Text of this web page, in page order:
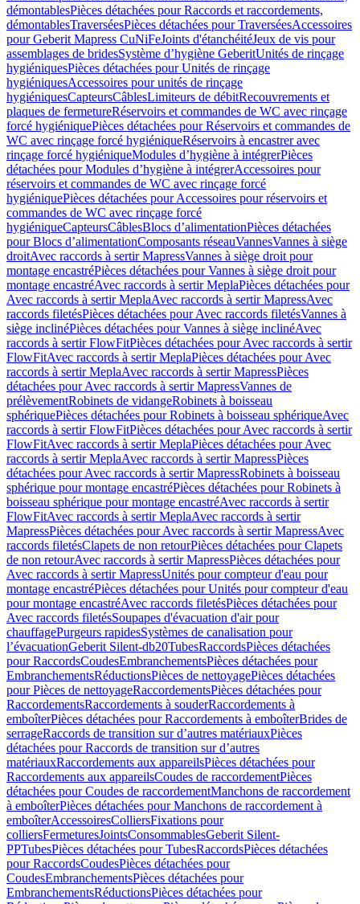
démontablesPièces détachées pour Raccords et raccordements,
démontablesTraverséesPièces détachées pour TraverséesAccessoires
pour Geberit Mapress CuNiFeJoints d'étanchéitéJeux de vis pour
assemblages de bridesSystème d’hygiène GeberitUnités de rinçage
hygiéniquesPièces détachées pour Unités de rinçage
hygiéniquesAccessoires pour unités de rinçage
hygiéniquesCapteursCâblesLimiteurs de débitRecouvrements et
plaques de fermetureRéservoirs et commandes de WC avec rinçage
forcé hygiéniquePièces détachées pour Réservoirs et commandes de
WC avec rinçage forcé hygiéniqueRéservoirs à encastrer avec
rinçage forcé hygiéniqueModules d’hygiène à intégrerPièces
détachées pour Modules d’hygiène à intégrerAccessoires pour
réservoirs et commandes de WC avec rinçage forcé
hygiéniquePièces détachées pour Accessoires pour réservoirs et
commandes de WC avec rinçage forcé
hygiéniqueCapteursCâblesBlocs d’alimentationPièces détachées
pour Blocs d’alimentationComposants réseauVannesVannes à siège
droitAvec raccords à sertir MapressVannes à siège droit pour
montage encastréPièces détachées pour Vannes à siège droit pour
montage encastréAvec raccords à sertir MeplaPièces détachées pour
Avec raccords à sertir MeplaAvec raccords à sertir MapressAvec
raccords filetésPièces détachées pour Avec raccords filetésVannes à
siège inclinéPièces détachées pour Vannes à siège inclinéAvec
raccords à sertir FlowFitPièces détachées pour Avec raccords à sertir
FlowFitAvec raccords à sertir MeplaPièces détachées pour Avec
raccords à sertir MeplaAvec raccords à sertir MapressPièces
détachées pour Avec raccords à sertir MapressVannes de
prélèvementRobinets de vidangeRobinets à boisseau
sphériquePièces détachées pour Robinets à boisseau sphériqueAvec
raccords à sertir FlowFitPièces détachées pour Avec raccords à sertir
FlowFitAvec raccords à sertir MeplaPièces détachées pour Avec
raccords à sertir MeplaAvec raccords à sertir MapressPièces
détachées pour Avec raccords à sertir MapressRobinets à boisseau
sphérique pour montage encastréPièces détachées pour Robinets à
boisseau sphérique pour montage encastréAvec raccords à sertir
FlowFitAvec raccords à sertir MeplaAvec raccords à sertir
MapressPièces détachées pour Avec raccords à sertir MapressAvec
raccords filetésClapets de non retourPièces détachées pour Clapets
de non retourAvec raccords à sertir MapressPièces détachées pour
Avec raccords à sertir MapressUnités pour compteur d'eau pour
montage encastréPièces détachées pour Unités pour compteur d'eau
pour montage encastréAvec raccords filetésPièces détachées pour
Avec raccords filetésSoupapes d'évacuation d'air pour
chauffagePurgeurs rapidesSystèmes de canalisation pour
l’évacuationGeberit Silent-db20TubesRaccordsPièces détachées
pour RaccordsCoudesEmbranchementsPièces détachées pour
EmbranchementsRéductionsPièces de nettoyagePièces détachées
pour Pièces de nettoyageRaccordementsPièces détachées pour
RaccordementsRaccordements à souderRaccordements à
emboîterPièces détachées pour Raccordements à emboîterBrides de
serrageRaccords de transition sur d’autres matériauxPièces
détachées pour Raccords de transition sur d’autres
matériauxRaccordements aux appareilsPièces détachées pour
Raccordements aux appareilsCoudes de raccordementPièces
détachées pour Coudes de raccordementManchons de raccordement
à emboîterPièces détachées pour Manchons de raccordement à
emboîterAccessoiresColliersFixations pour
colliersFermeturesJointsConsommablesGeberit Silent-
PPTubesPièces détachées pour TubesRaccordsPièces détachées
pour RaccordsCoudesPièces détachées pour
CoudesEmbranchementsPièces détachées pour
EmbranchementsRéductionsPièces détachées pour